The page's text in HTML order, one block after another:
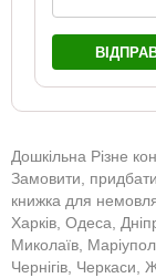
Дошкільна Різне
Замовити,
книжка для
Харків, Одеса,
Миколаїв,
Чернігів, Черкаси,